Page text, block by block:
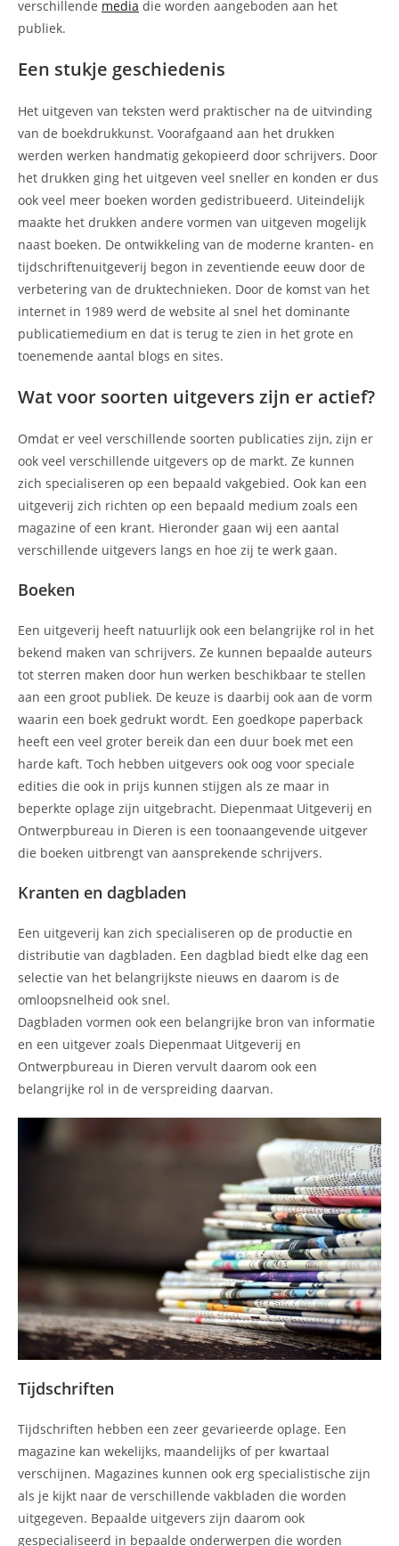
verschillende media die worden aangeboden aan het
publiek.
Een stukje geschiedenis
Het uitgeven van teksten werd praktischer na de uitvinding
van de boekdrukkunst. Voorafgaand aan het drukken
werden werken handmatig gekopieerd door schrijvers. Door
het drukken ging het uitgeven veel sneller en konden er dus
ook veel meer boeken worden gedistribueerd. Uiteindelijk
maakte het drukken andere vormen van uitgeven mogelijk
naast boeken. De ontwikkeling van de moderne kranten- en
tijdschriftenuitgeverij begon in zeventiende eeuw door de
verbetering van de druktechnieken. Door de komst van het
internet in 1989 werd de website al snel het dominante
publicatiemedium en dat is terug te zien in het grote en
toenemende aantal blogs en sites.
Wat voor soorten uitgevers zijn er actief?
Omdat er veel verschillende soorten publicaties zijn, zijn er
ook veel verschillende uitgevers op de markt. Ze kunnen
zich specialiseren op een bepaald vakgebied. Ook kan een
uitgeverij zich richten op een bepaald medium zoals een
magazine of een krant. Hieronder gaan wij een aantal
verschillende uitgevers langs en hoe zij te werk gaan.
Boeken
Een uitgeverij heeft natuurlijk ook een belangrijke rol in het
bekend maken van schrijvers. Ze kunnen bepaalde auteurs
tot sterren maken door hun werken beschikbaar te stellen
aan een groot publiek. De keuze is daarbij ook aan de vorm
waarin een boek gedrukt wordt. Een goedkope paperback
heeft een veel groter bereik dan een duur boek met een
harde kaft. Toch hebben uitgevers ook oog voor speciale
edities die ook in prijs kunnen stijgen als ze maar in
beperkte oplage zijn uitgebracht. Diepenmaat Uitgeverij en
Ontwerpbureau in Dieren is een toonaangevende uitgever
die boeken uitbrengt van aansprekende schrijvers.
Kranten en dagbladen
Een uitgeverij kan zich specialiseren op de productie en
distributie van dagbladen. Een dagblad biedt elke dag een
selectie van het belangrijkste nieuws en daarom is de
omloopsnelheid ook snel.
Dagbladen vormen ook een belangrijke bron van informatie
en een uitgever zoals Diepenmaat Uitgeverij en
Ontwerpbureau in Dieren vervult daarom ook een
belangrijke rol in de verspreiding daarvan.
Tijdschriften
Tijdschriften hebben een zeer gevarieerde oplage. Een
magazine kan wekelijks, maandelijks of per kwartaal
verschijnen. Magazines kunnen ook erg specialistische zijn
als je kijkt naar de verschillende vakbladen die worden
uitgegeven. Bepaalde uitgevers zijn daarom ook
gespecialiseerd in bepaalde onderwerpen die worden